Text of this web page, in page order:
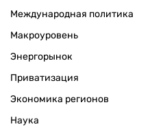
Международная политика
Макроуровень
Энергорынок
Приватизация
Экономика регионов
Наука